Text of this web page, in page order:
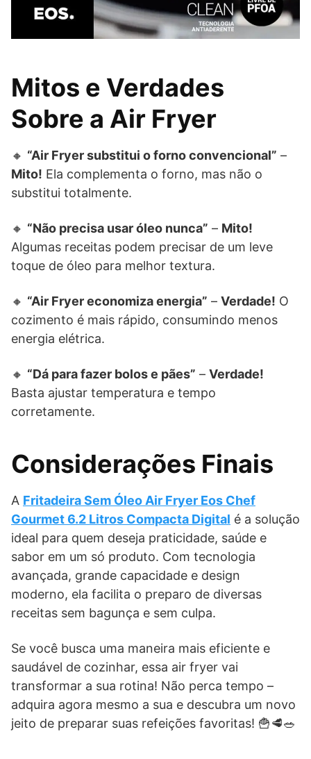
Mitos e Verdades
Sobre a Air Fryer
🔸 “Air Fryer substitui o forno convencional” –
Mito! Ela complementa o forno, mas não o
substitui totalmente.
🔸 “Não precisa usar óleo nunca” – Mito!
Algumas receitas podem precisar de um leve
toque de óleo para melhor textura.
🔸 “Air Fryer economiza energia” – Verdade! O
cozimento é mais rápido, consumindo menos
energia elétrica.
🔸 “Dá para fazer bolos e pães” – Verdade!
Basta ajustar temperatura e tempo
corretamente.
Considerações Finais
A Fritadeira Sem Óleo Air Fryer Eos Chef
Gourmet 6.2 Litros Compacta Digital é a solução
ideal para quem deseja praticidade, saúde e
sabor em um só produto. Com tecnologia
avançada, grande capacidade e design
moderno, ela facilita o preparo de diversas
receitas sem bagunça e sem culpa.
Se você busca uma maneira mais eficiente e
saudável de cozinhar, essa air fryer vai
transformar a sua rotina! Não perca tempo –
adquira agora mesmo a sua e descubra um novo
jeito de preparar suas refeições favoritas! 🍟🥩🥗